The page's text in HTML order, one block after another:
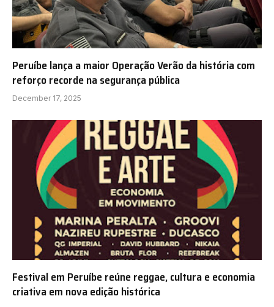
Peruíbe lança a maior Operação Verão da história com
reforço recorde na segurança pública
December 17, 2025
Festival em Peruíbe reúne reggae, cultura e economia
criativa em nova edição histórica